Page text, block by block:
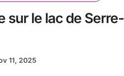
sur le lac de Serre-
11, 2025